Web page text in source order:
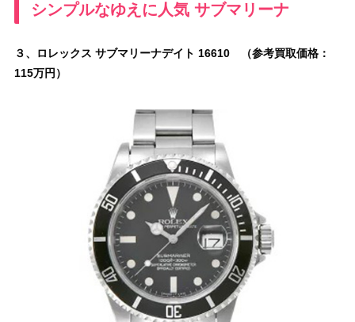
シンプルなゆえに人気 サブマリーナ
３、ロレックス サブマリーナデイト 16610 （参考買取価格：
115万円）